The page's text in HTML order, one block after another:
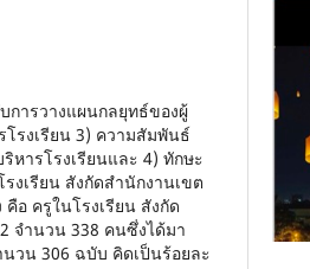
การวางแผนกลยุทธ์ของผู้
รงเรียน 3) ความสัมพันธ์
หารโรงเรียนและ 4) ทักษะ
งเรียน สังกัดสำนักงานเขต
อ ครูในโรงเรียน สังกัด
จำนวน 338 คนซึ่งได้มา
วน 306 ฉบับ คิดเป็นร้อยละ